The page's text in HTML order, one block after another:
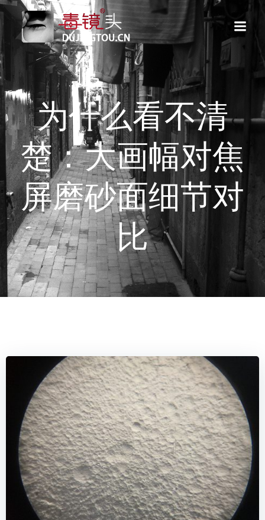
转
到
内
容
为什么看不清
楚：大画幅对焦
屏磨砂面细节对
比